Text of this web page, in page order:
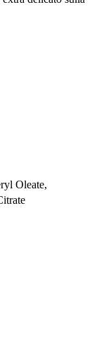
Oleate,